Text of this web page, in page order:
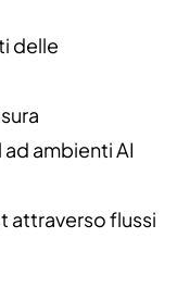
delle
ambienti AI
attraverso flussi